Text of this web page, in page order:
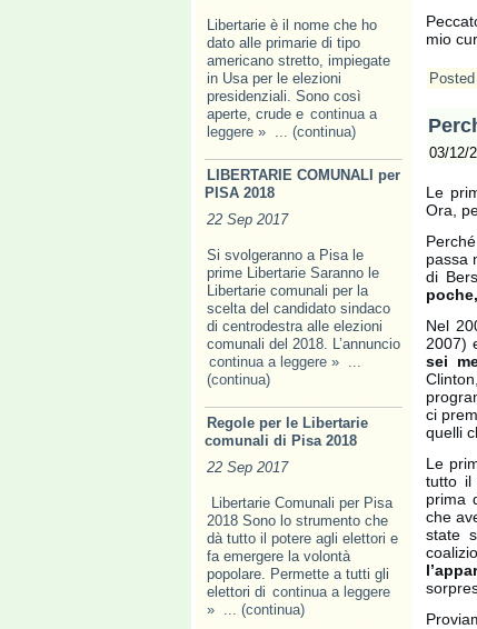
Libertarie è il nome che ho
dato alle primarie di tipo
americano stretto, impiegate
in Usa per le elezioni
presidenziali. Sono così
aperte, crude e continua a
leggere » ... (continua)
LIBERTARIE COMUNALI per
PISA 2018
22 Sep 2017
Si svolgeranno a Pisa le
prime Libertarie Saranno le
Libertarie comunali per la
scelta del candidato sindaco
di centrodestra alle elezioni
comunali del 2018. L’annuncio
continua a leggere » ...
(continua)
Regole per le Libertarie
comunali di Pisa 2018
22 Sep 2017
Libertarie Comunali per Pisa
2018 Sono lo strumento che
dà tutto il potere agli elettori e
fa emer­gere la volontà
popolare. Permette a tutti gli
elettori di continua a leggere
» ... (continua)
mio
03/12/
Le
Ora,
passa
di
Nel
2007)
sei
ci
quelli
Le
tutto il
prima
che
state